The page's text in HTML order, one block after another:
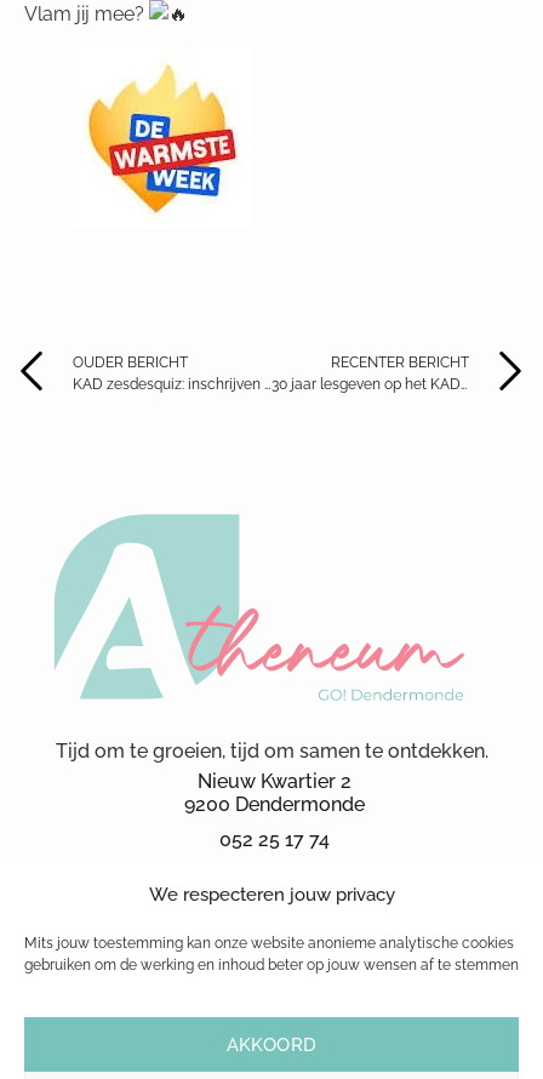
We respecteren jouw privacy
Mits jouw toestemming kan onze website anonieme analytische cookies
gebruiken om de werking en inhoud beter op jouw wensen af te stemmen
AKKOORD
Vlam jij mee?
OUDER BERICHT
KAD zesdesquiz: inschrijven is de boodschap!
RECENTER BERICHT
30 jaar lesgeven op het KAD – een mijlpaal vol wijsheid, humor en Latijnse flair.
Tijd om te groeien, tijd om samen te ontdekken.
Nieuw Kwartier 2
9200 Dendermonde
052 25 17 74
Schoolbrochure 2026
© 1999-2026 GO! atheneum Dendermonde